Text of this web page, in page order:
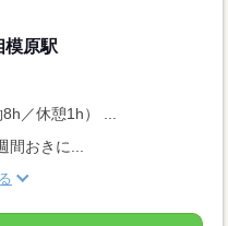
模原駅
／休憩1h） ...
おきに...